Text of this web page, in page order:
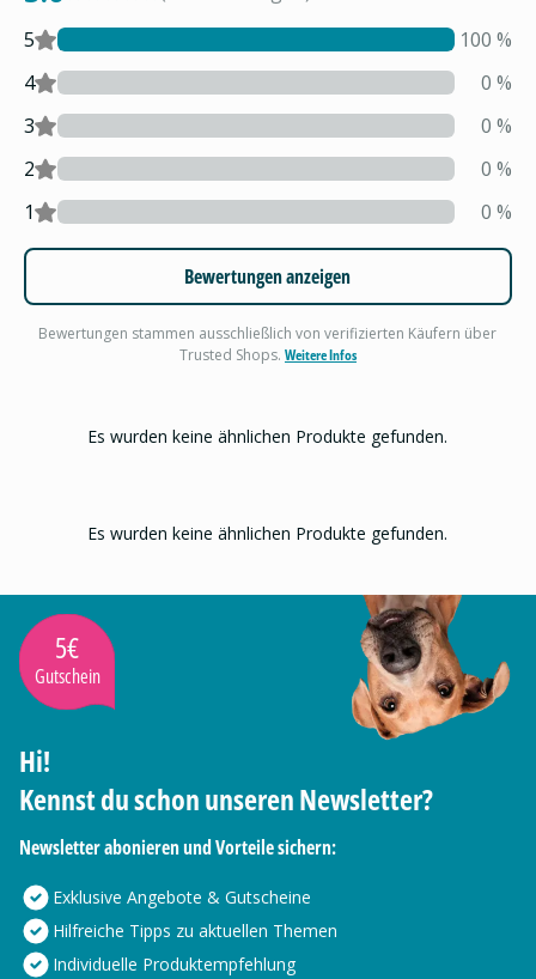
5
100 %
4
0 %
3
0 %
2
0 %
1
0 %
Bewertungen anzeigen
Bewertungen stammen ausschließlich von verifizierten Käufern über
Trusted Shops. Weitere Infos
Es wurden keine ähnlichen Produkte gefunden.
Es wurden keine ähnlichen Produkte gefunden.
5€
Gutschein
Hi!
Kennst du schon unseren Newsletter?
Newsletter abonieren und Vorteile sichern:
Exklusive Angebote & Gutscheine
Hilfreiche Tipps zu aktuellen Themen
Individuelle Produktempfehlung